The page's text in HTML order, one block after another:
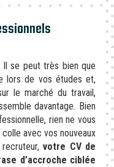
Il se peut très bien que
lors de vos études et,
le marché du travail,
davantage. Bien
rien ne vous
avec vos nouveaux
votre CV de
d’accroche ciblée